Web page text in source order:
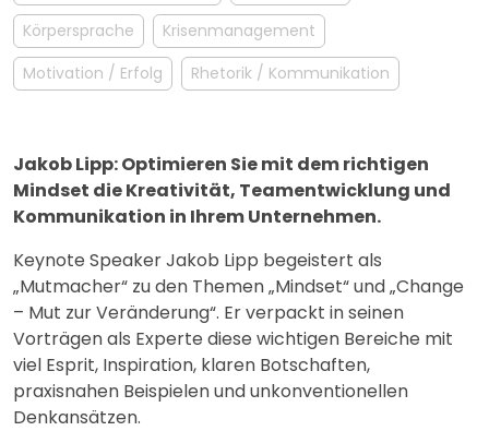
Körpersprache
Krisenmanagement
Motivation / Erfolg
Rhetorik / Kommunikation
Jakob Lipp: Optimieren Sie mit dem richtigen
Mindset die Kreativität, Teamentwicklung und
Kommunikation in Ihrem Unternehmen.
Keynote Speaker Jakob Lipp begeistert als
„Mutmacher“ zu den Themen „Mindset“ und „Change
– Mut zur Veränderung“. Er verpackt in seinen
Vorträgen als Experte diese wichtigen Bereiche mit
viel Esprit, Inspiration, klaren Botschaften,
praxisnahen Beispielen und unkonventionellen
Denkansätzen.